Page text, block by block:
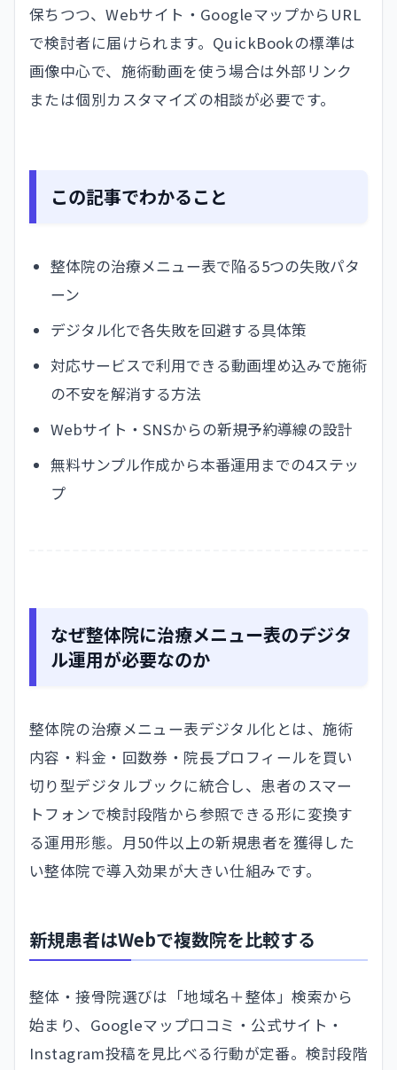
保ちつつ、Webサイト・GoogleマップからURL
で検討者に届けられます。QuickBookの標準は
画像中心で、施術動画を使う場合は外部リンク
または個別カスタマイズの相談が必要です。
この記事でわかること
整体院の治療メニュー表で陥る5つの失敗パタ
ーン
デジタル化で各失敗を回避する具体策
対応サービスで利用できる動画埋め込みで施術
の不安を解消する方法
Webサイト・SNSからの新規予約導線の設計
無料サンプル作成から本番運用までの4ステッ
プ
なぜ整体院に治療メニュー表のデジタ
ル運用が必要なのか
整体院の治療メニュー表デジタル化とは、施術
内容・料金・回数券・院長プロフィールを買い
切り型デジタルブックに統合し、患者のスマー
トフォンで検討段階から参照できる形に変換す
る運用形態。月50件以上の新規患者を獲得した
い整体院で導入効果が大きい仕組みです。
新規患者はWebで複数院を比較する
整体・接骨院選びは「地域名＋整体」検索から
始まり、Googleマップ口コミ・公式サイト・
Instagram投稿を見比べる行動が定番。検討段階